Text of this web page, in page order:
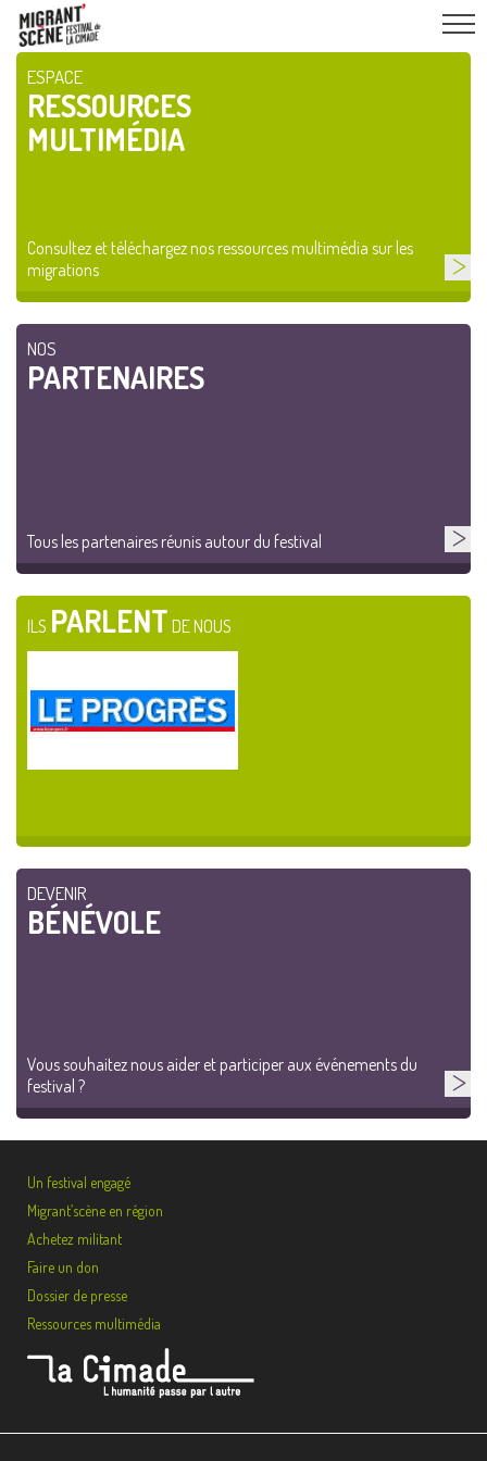
ESPACE
RESSOURCES
MULTIMÉDIA
Consultez et téléchargez nos ressources multimédia sur les
migrations
NOS
PARTENAIRES
Tous les partenaires réunis autour du festival
ILS PARLENT DE NOUS
DEVENIR
BÉNÉVOLE
Vous souhaitez nous aider et participer aux événements du
festival ?
Un festival engagé
Migrant’scène en région
Achetez militant
Faire un don
Dossier de presse
Ressources multimédia